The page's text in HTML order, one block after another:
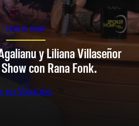
SPOILER SHOW
y Liliana Villaseñor
con Rana Fonk.
en Youtube